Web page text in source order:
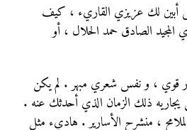
أبين لك عزيزي القاريء ، كيف
المجيد الصادق حمد الحلال ، أو
قوي ، و نفس شعري مبهر . لم يكن
ذلك الزمان الذي أحدثك عنه .
، منشرح الأسارير . هاديء مثل